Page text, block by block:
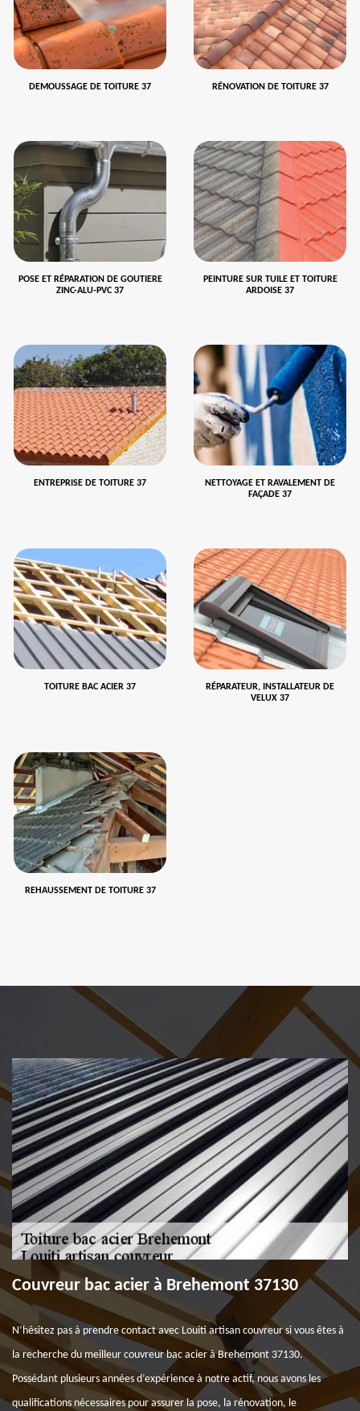
DEMOUSSAGE DE TOITURE 37 RÉNOVATION DE TOITURE 37
POSE ET RÉPARATION DE GOUTIERE
ZINC-ALU-PVC 37
PEINTURE SUR TUILE ET TOITURE
ARDOISE 37
ENTREPRISE DE TOITURE 37
NETTOYAGE ET RAVALEMENT DE
FAÇADE 37
TOITURE BAC ACIER 37
RÉPARATEUR, INSTALLATEUR DE
VELUX 37
REHAUSSEMENT DE TOITURE 37
Couvreur bac acier à Brehemont 37130
N’hésitez pas à prendre contact avec Louiti artisan couvreur si vous êtes à
la recherche du meilleur couvreur bac acier à Brehemont 37130.
Possédant plusieurs années d’expérience à notre actif, nous avons les
qualifications nécessaires pour assurer la pose, la rénovation, le